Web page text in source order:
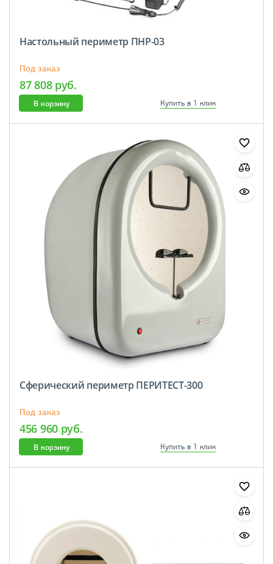
Настольный периметр ПНР-03
Под заказ
87 808 руб.
В корзину Купить в 1 клик
Сферический периметр ПЕРИТЕСТ-300
Под заказ
456 960 руб.
В корзину Купить в 1 клик